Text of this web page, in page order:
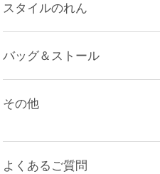
スタイルのれん
バッグ＆ストール
その他
よくあるご質問